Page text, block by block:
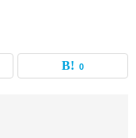
0